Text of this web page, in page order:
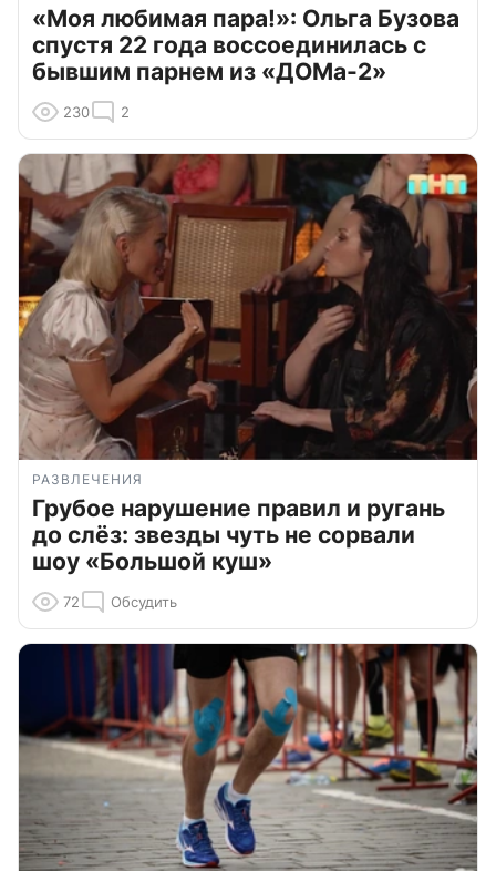
«Моя любимая пара!»: Ольга Бузова
спустя 22 года воссоединилась с
бывшим парнем из «ДОМа-2»
230 2
РАЗВЛЕЧЕНИЯ
Грубое нарушение правил и ругань
до слёз: звезды чуть не сорвали
шоу «Большой куш»
72 Обсудить